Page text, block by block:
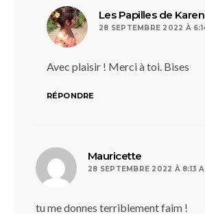
Les Papilles de Karen
28 SEPTEMBRE 2022 À
Avec plaisir ! Merci à toi. Bises
RÉPONDRE
Mauricette
28 SEPTEMBRE 2022 À 8:13
tu me donnes terriblement faim !